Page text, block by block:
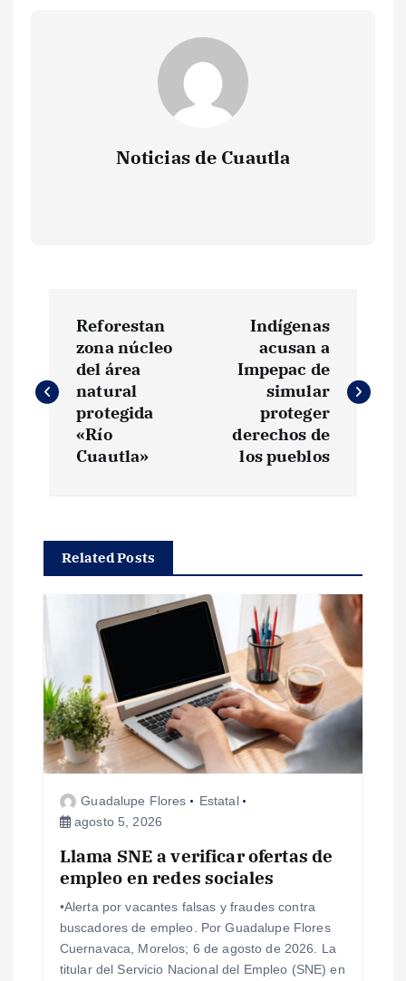
Noticias de Cuautla
v
a
c
n
d
Reforestan
zona núcleo
del área
natural
protegida
«Río
Cuautla»
Indígenas
acusan a
Impepac de
simular
proteger
derechos de
los pueblos
Related Posts
Guadalupe Flores
Estatal
agosto 5, 2026
Llama SNE a verificar ofertas de
empleo en redes sociales
•Alerta por vacantes falsas y fraudes contra
buscadores de empleo. Por Guadalupe Flores
Cuernavaca, Morelos; 6 de agosto de 2026. La
titular del Servicio Nacional del Empleo (SNE) en